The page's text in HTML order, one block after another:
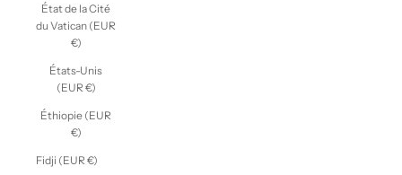
État de la Cité
du Vatican (EUR
€)
États-Unis
(EUR €)
Éthiopie (EUR
€)
Fidji (EUR €)